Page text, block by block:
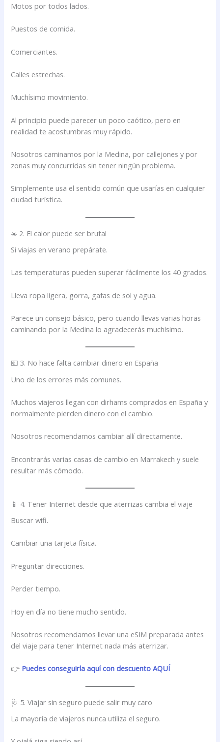
Motos por todos lados.
Puestos de comida.
Comerciantes.
Calles estrechas.
Muchísimo movimiento.
Al principio puede parecer un poco caótico, pero en
realidad te acostumbras muy rápido.
Nosotros caminamos por la Medina, por callejones y por
zonas muy concurridas sin tener ningún problema.
Simplemente usa el sentido común que usarías en cualquier
ciudad turística.
☀️ 2. El calor puede ser brutal
Si viajas en verano prepárate.
Las temperaturas pueden superar fácilmente los 40 grados.
Lleva ropa ligera, gorra, gafas de sol y agua.
Parece un consejo básico, pero cuando llevas varias horas
caminando por la Medina lo agradecerás muchísimo.
💶 3. No hace falta cambiar dinero en España
Uno de los errores más comunes.
Muchos viajeros llegan con dirhams comprados en España y
normalmente pierden dinero con el cambio.
Nosotros recomendamos cambiar allí directamente.
Encontrarás varias casas de cambio en Marrakech y suele
resultar más cómodo.
📱 4. Tener Internet desde que aterrizas cambia el viaje
Buscar wifi.
Cambiar una tarjeta física.
Preguntar direcciones.
Perder tiempo.
Hoy en día no tiene mucho sentido.
Nosotros recomendamos llevar una eSIM preparada antes
del viaje para tener Internet nada más aterrizar.
👉 Puedes conseguirla aquí con descuento AQUÍ
🩺 5. Viajar sin seguro puede salir muy caro
La mayoría de viajeros nunca utiliza el seguro.